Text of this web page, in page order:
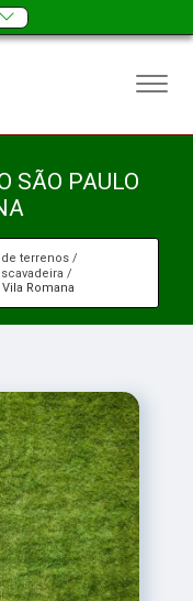
SÃO PAULO
de terrenos
Romana